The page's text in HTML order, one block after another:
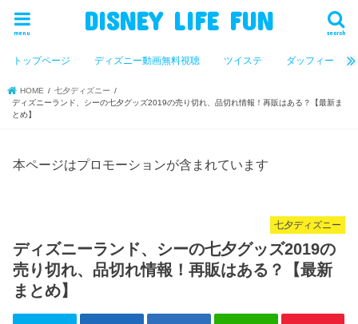
DISNEY LIFE FUN search
menu
トップページ ディズニー動画無料視聴 ツイステ ダッフィー
HOME
七夕ディズニー
ディズニーランド、シーの七夕グッズ2019の売り切れ、品切れ情報！再販はある？【最新ま
とめ】
本ページはプロモーションが含まれています
七夕ディズニー
ディズニーランド、シーの七夕グッズ2019の
売り切れ、品切れ情報！再販はある？【最新
まとめ】